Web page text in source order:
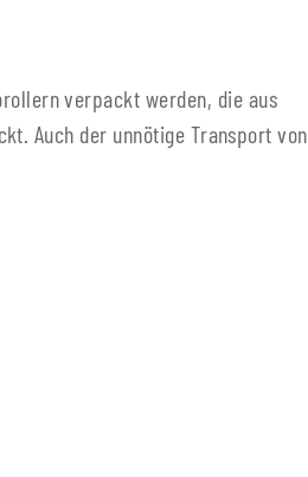
verpackt werden, die aus
Auch der unnötige Transport von